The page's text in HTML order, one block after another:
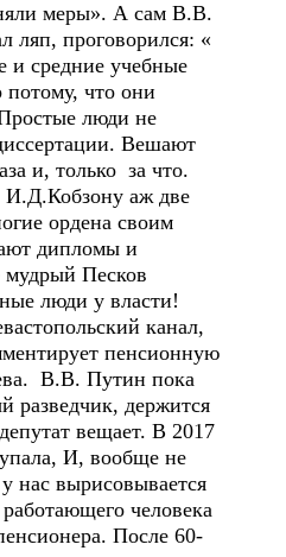
меры». А сам В.В.
ляп, проговорился: «
и средние учебные
потому, что они
люди не
Вешают
и, только за что.
аж две
ордена своим
дипломы и
мудрый Песков
люди у власти!
канал,
пенсионную
В.В. Путин пока
разведчик, держится
вещает. В 2017
И, вообще не
нас вырисовывается
человека
После 60-